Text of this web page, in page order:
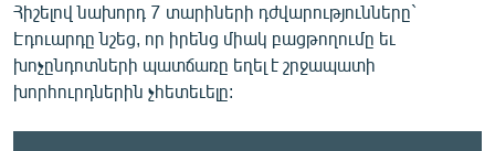
Հիշելով նախորդ 7 տարիների դժվարությունները`
Էդուարդը նշեց, որ իրենց միակ բացթողումը եւ
խոչընդոտների պատճառը եղել է շրջապատի
խորհուրդներին չհետեւելը: